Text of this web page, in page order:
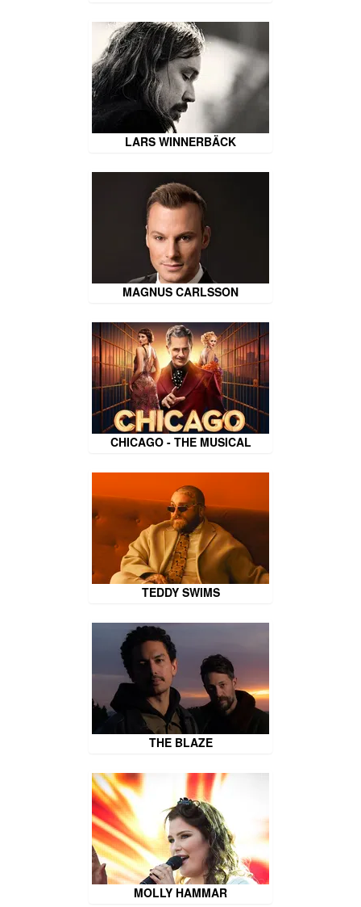
LARS WINNERBÄCK
MAGNUS CARLSSON
CHICAGO - THE MUSICAL
TEDDY SWIMS
THE BLAZE
MOLLY HAMMAR